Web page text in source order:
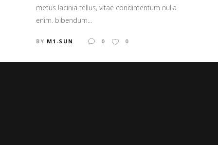
metus lacinia tellus, vitae condimentum nulla
enim. bibendum...
BY M1-SUN 0 0